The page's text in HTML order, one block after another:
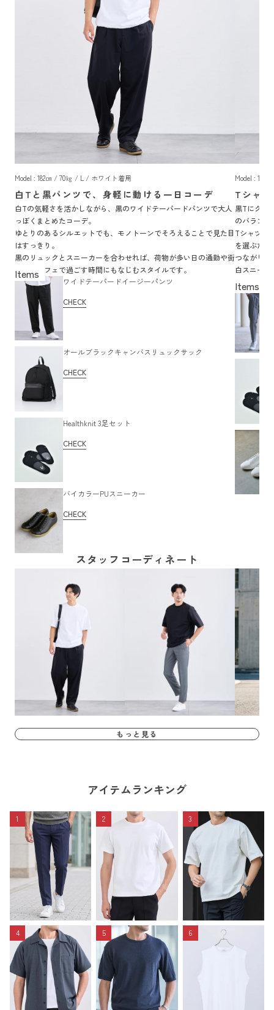
Model : 182㎝ / 70㎏ / L / ホワイト着用
白Tと黒パンツで、身軽に動ける一日コーデ
白Tの気軽さを活かしながら、黒のワイドテーパードパンツで大人
っぽくまとめたコーデ。
ゆとりのあるシルエットでも、モノトーンでそろえることで見た目
はすっきり。
黒のリュックとスニーカーを合わせれば、荷物が多い日の通勤や街
歩き、カフェで過ごす時間にもなじむスタイルです。
ワイドテーパードイージーパンツ
CHECK
オールブラックキャンバスリュックサック
CHECK
Healthknit 3足セット
CHECK
バイカラーPUスニーカー
CHECK
Model : 184
Tシャ
黒Tにグレ
のバラン
Tシャツで
を選ぶだ
つながりま
白スニー
夏らしい
スタッフコーディネート
もっと見る
アイテムランキング
1 2 3
4 5 6